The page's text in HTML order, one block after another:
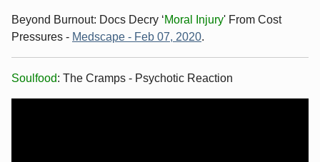
Beyond Burnout: Docs Decry ‘Moral Injury' From Cost
Pressures - Medscape - Feb 07, 2020.
Soulfood: The Cramps - Psychotic Reaction